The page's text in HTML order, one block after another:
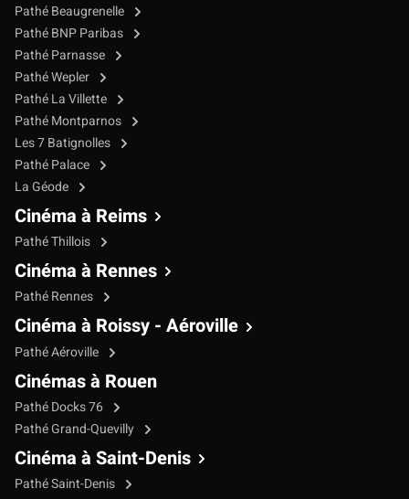
Pathé Beaugrenelle
Pathé BNP Paribas
Pathé Parnasse
Pathé Wepler
Pathé La Villette
Pathé Montparnos
Les 7 Batignolles
Pathé Palace
La Géode
Cinéma à Reims
Pathé Thillois
Cinéma à Rennes
Pathé Rennes
Cinéma à Roissy - Aéroville
Pathé Aéroville
Cinémas à Rouen
Pathé Docks 76
Pathé Grand-Quevilly
Cinéma à Saint-Denis
Pathé Saint-Denis